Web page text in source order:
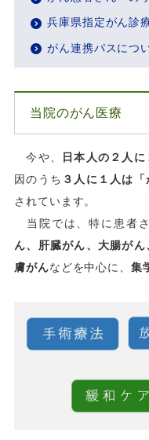
兵庫県指定がん診
がん連携パスにつ
当院のがん医療
今や、 日本人の２人に
因のうち ３人に１人は
されています。
当院では、特に患者
ん、肝臓がん、大腸がん
膚がんなどを中心に、集